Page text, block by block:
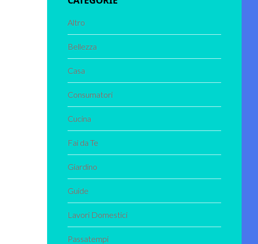
Altro
Bellezza
Casa
Consumatori
Cucina
Fai da Te
Giardino
Guide
Lavori Domestici
Passatempi